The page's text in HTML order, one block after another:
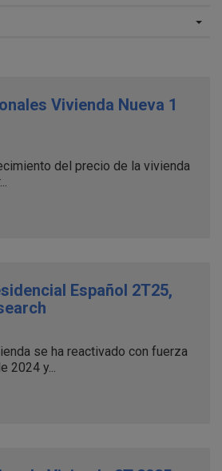
Vivienda Nueva 1
del precio de la vivienda
Español 2T25,
se ha reactivado con fuerza
2024 y...